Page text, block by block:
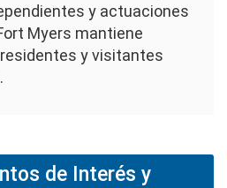
y actuaciones
Myers mantiene
y visitantes
de Interés y